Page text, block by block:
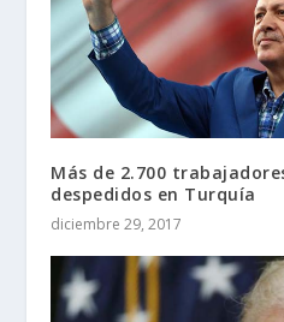
Más de 2.700
despedidos en Turquía
diciembre 29, 2017